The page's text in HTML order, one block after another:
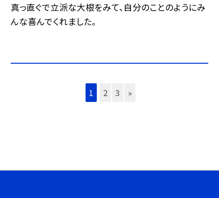
真っ直ぐで立派な大根をみて、自分のことのようにみ
んな喜んでくれました。
1 2 3 »